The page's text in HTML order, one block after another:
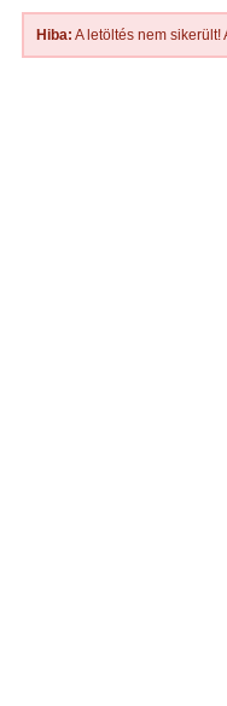
Hiba: A letöltés nem sikerült!